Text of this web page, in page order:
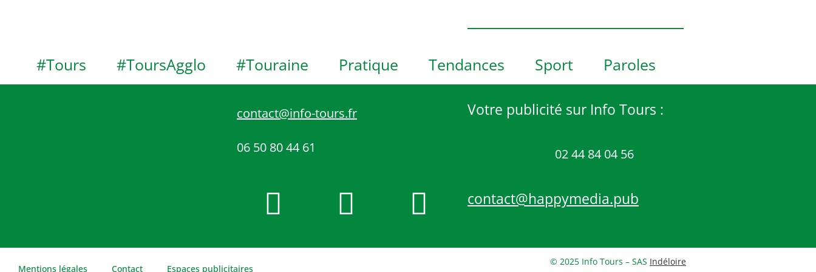
V
i
e
#Tours #ToursAgglo #Touraine Pratique Tendances Sport Paroles
contact@info-tours.fr
06 50 80 44 61
Votre publicité sur Info Tours :
02 44 84 04 56
contact@happymedia.pub
Mentions légales Contact Espaces publicitaires
© 2025 Info Tours – SAS Indéloire